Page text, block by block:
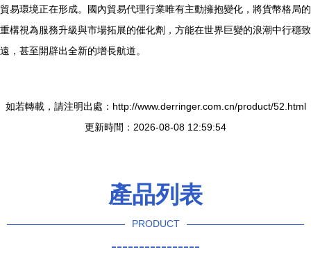
貿易環境正在形成。國內貿易代理行業唯有主動擁抱變化，將貨幣格局的
重構視為服務升級與市場拓展的催化劑，方能在世界巨變的浪潮中行穩致
遠，甚至開辟出全新的增長航道。
如若轉載，請注明出處：http://www.derringer.com.cn/product/52.html
更新時間：2026-08-08 12:59:54
產品列表
PRODUCT
----------------